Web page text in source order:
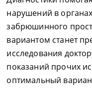
нарушений в
забрюшинного
вариантом станет
исследования
показаний прочих
оптимальный